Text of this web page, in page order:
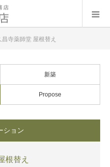
寺薬師堂 屋根替え
新築
Propose
ション
根替え